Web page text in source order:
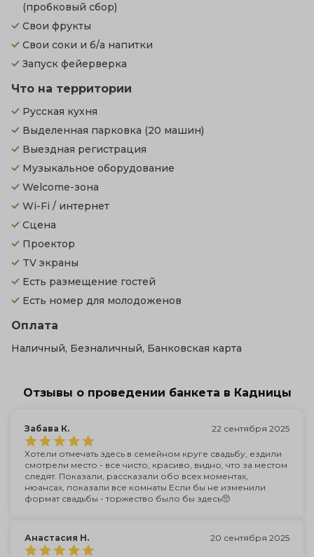
(пробковый сбор)
Свои фрукты
Свои соки и б/а напитки
Запуск фейерверка
Что на территории
Русская кухня
Выделенная парковка (20 машин)
Выездная регистрация
Музыкальное оборудование
Welcome-зона
Wi-Fi / интернет
Сцена
Проектор
TV экраны
Есть размещение гостей
Есть номер для молодоженов
Оплата
Наличный, Безналичный, Банковская карта
Отзывы о проведении банкета в Кадницы
Забава К. 22 сентября 2025
Хотели отмечать здесь в семейном круге свадьбу, ездили
смотрели место - все чисто, красиво, видно, что за местом
следят. Показали, рассказали обо всех моментах,
нюансах, показали все комнаты Если бы не изменили
формат свадьбы - торжество было бы здесь🥺
Анастасия Н. 20 сентября 2025